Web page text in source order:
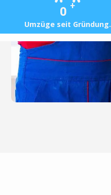
0 +
Umzüge seit Gründung.